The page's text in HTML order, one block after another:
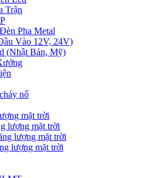
Trận
Pha Metal
Vào 12V, 24V)
(Nhật Bản, Mỹ)
nổ
mặt trời
lượng mặt trời
lượng mặt trời
lượng mặt trời